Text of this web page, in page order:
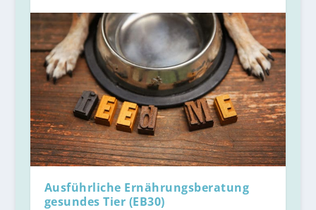
Ausführliche Ernährungsberatung
gesundes Tier (EB30)